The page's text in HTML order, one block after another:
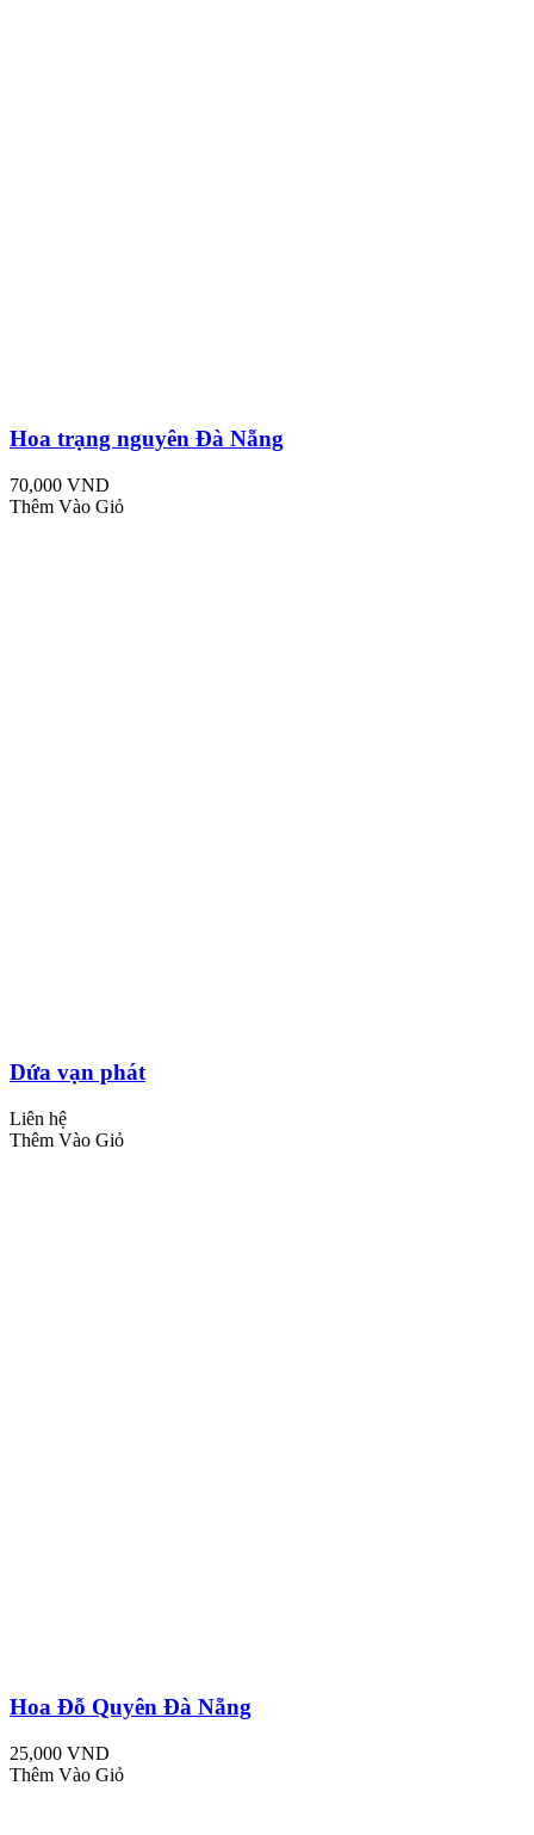
Hoa trạng nguyên Đà Nẵng
70,000 VND
Thêm Vào Giỏ
Dứa vạn phát
Liên hệ
Thêm Vào Giỏ
Hoa Đỗ Quyên Đà Nẵng
25,000 VND
Thêm Vào Giỏ